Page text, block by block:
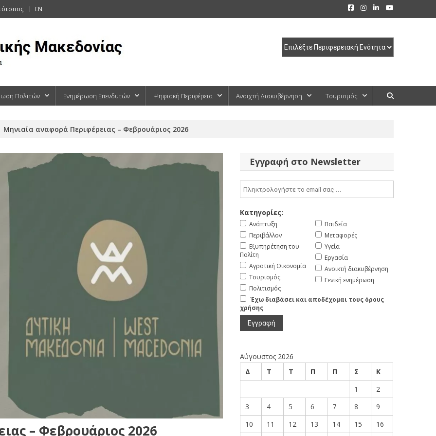
EN
Πολιτών Ενημέρωση Επενδυτών Ψηφιακή Περιφέρεια Ανοιχτή Διακυβέρνηση Τουρισμός
Μηνιαία αναφορά Περιφέρειας – Φεβρουάριος 2026
– Φεβρουάριος 2026
Εγγραφή στο Newsletter
Κατηγορίες:
Ανάπτυξη
Περιβάλλον
Εξυπηρέτηση του
Πολίτη
Αγροτική Οικονομία
Τουρισμός
Πολιτισμός
Παιδεία
Μεταφορές
Υγεία
Εργασία
Ανοικτή διακυβέρνηση
Γενική ενημέρωση
Έχω διαβάσει και αποδέχομαι τους όρους
χρήσης
Αύγουστος 2026
Δ
Τ Τ Π Π Σ
Κ
1
2
3
4 5 6 7 8
9
10
11 12 13 14 15 16